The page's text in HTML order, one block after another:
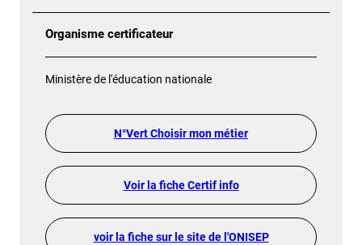
Organisme certificateur
Ministère de l'éducation nationale
N°Vert Choisir mon métier
Voir la fiche Certif info
voir la fiche sur le site de l'ONISEP